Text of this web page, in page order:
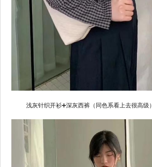
浅灰针织开衫➕深灰西裤（同色系看上去很高级）